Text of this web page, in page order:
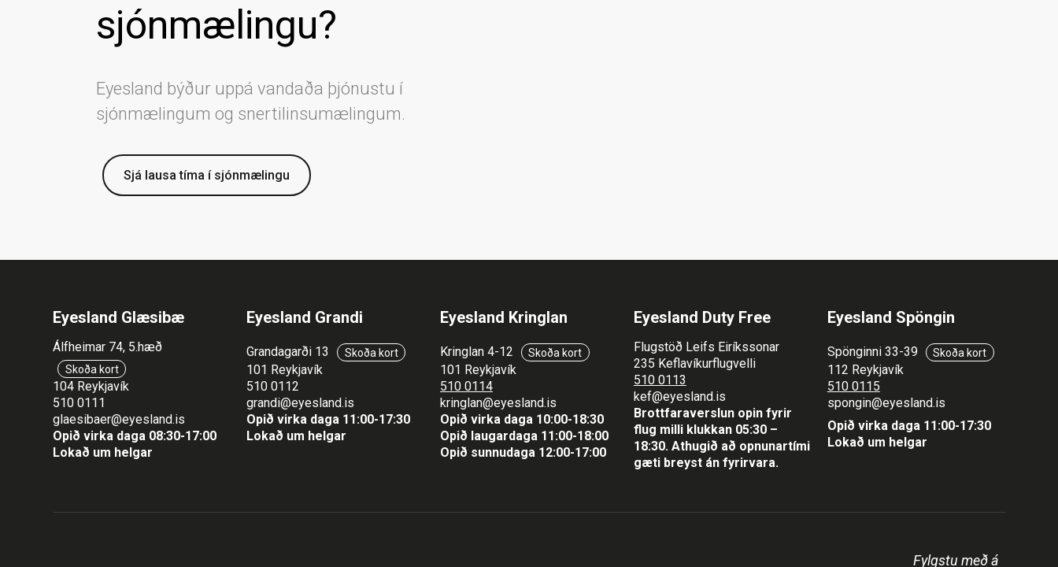
sjónmælingu?
Eyesland býður uppá vandaða þjónustu í
sjónmælingum og snertilinsumælingum.
Sjá lausa tíma í sjónmælingu
Eyesland Glæsibæ
Álfheimar 74, 5.hæð
Skoða kort
104 Reykjavík
510 0111
glaesibaer@eyesland.is
Opið virka daga 08:30-17:00
Lokað um helgar
Eyesland Grandi
Grandagarði 13 Skoða kort
101 Reykjavík
510 0112
grandi@eyesland.is
Opið virka daga 11 :00-17:30
Lokað um helgar
Eyesland Kringlan
Kringlan 4-12 Skoða kort
101 Reykjavík
510 0114
kringlan@eyesland.is
Opið virka daga 10:00-18:30
Opið laugardaga 11:00-18:00
Opið sunnudaga 12:00-17:00
Eyesland Duty Free
Flugstöð Leifs Eiríkssonar
235 Keflavíkurflugvelli
510 0113
kef@eyesland.is
Brottfaraverslun opin fyrir
flug milli klukkan 05:30 –
18:30. Athugið að opnunartími
gæti breyst án fyrirvara.
Eyesland Spöngin
Spönginni 33-39 Skoða kort
112 Reykjavík
510 0115
spongin@eyesland.is
Opið virka daga 11:00-17:30
Lokað um helgar
Fylgstu með á